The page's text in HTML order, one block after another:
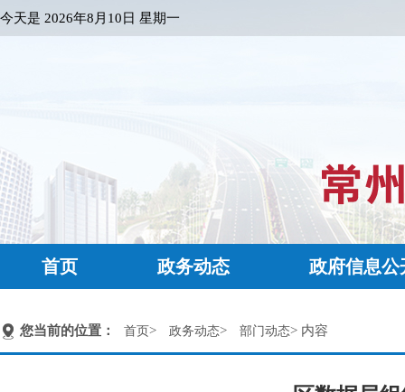
今天是 2026年8月10日 星期一
首页 政务动态 政府信息公
您当前的位置： 首页> 政务动态> 部门动态> 内容